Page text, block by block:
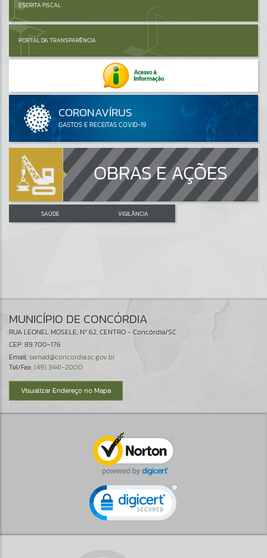
ESCRITA FISCAL
PORTAL DA TRANSPARÊNCIA
OBRAS E AÇÕES
SAÚDE VIGILÂNCIA
MUNICÍPIO DE CONCÓRDIA
RUA LEONEL MOSELE, Nº 62, CENTRO - Concórdia/SC
CEP: 89.700-176
Email:semad@concordia.sc.gov.br
Tel/Fax:(49) 3441-2000
Visualizar Endereço no Mapa